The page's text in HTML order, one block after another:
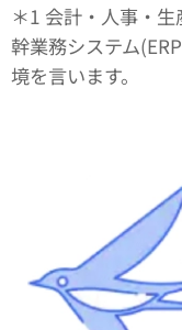
＊1 会計・人事・
幹業務システム
境を言います。